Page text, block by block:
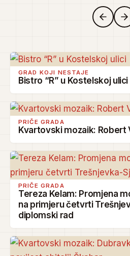
GRAD KOJI NESTAJE
Bistro “R” u Kostelskoj ulici
PRIČE GRADA
Kvartovski mozaik: Robert
PRIČE GRADA
Tereza Kelam: Promjena
na primjeru četvrti
diplomski rad